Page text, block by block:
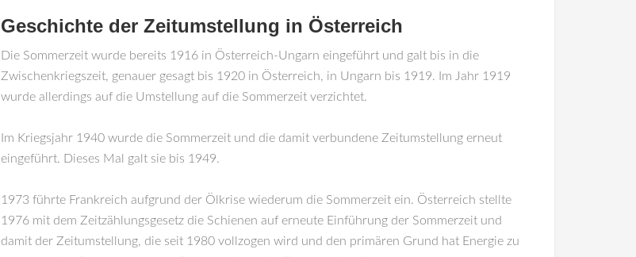
Geschichte der Zeitumstellung in Österreich
Die Sommerzeit wurde bereits 1916 in Österreich-Ungarn eingeführt und galt bis in die
Zwischenkriegszeit, genauer gesagt bis 1920 in Österreich, in Ungarn bis 1919. Im Jahr 1919
wurde allerdings auf die Umstellung auf die Sommerzeit verzichtet.
Im Kriegsjahr 1940 wurde die Sommerzeit und die damit verbundene Zeitumstellung erneut
eingeführt. Dieses Mal galt sie bis 1949.
1973 führte Frankreich aufgrund der Ölkrise wiederum die Sommerzeit ein. Österreich stellte
1976 mit dem Zeitzählungsgesetz die Schienen auf erneute Einführung der Sommerzeit und
damit der Zeitumstellung, die seit 1980 vollzogen wird und den primären Grund hat Energie zu